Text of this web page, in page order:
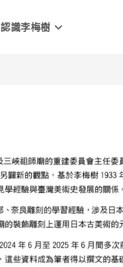
認識李梅樹